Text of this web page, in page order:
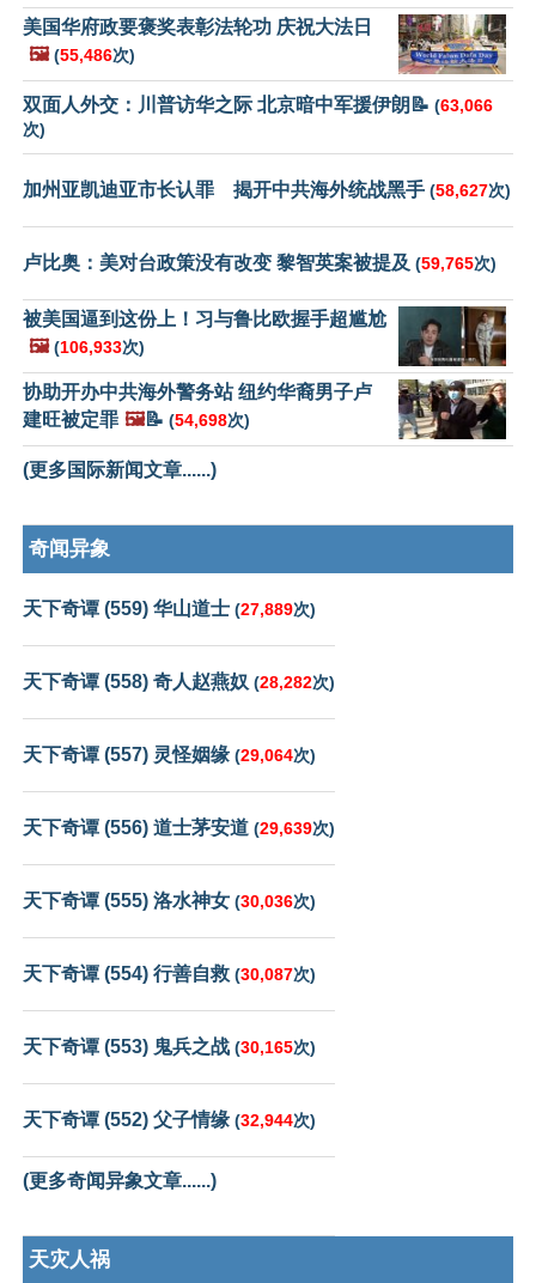
美国华府政要褒奖表彰法轮功 庆祝大法日
🖼️ (55,486次)
双面人外交：川普访华之际 北京暗中军援伊朗📝 (63,066
次)
加州亚凯迪亚市长认罪 揭开中共海外统战黑手 (58,627次)
卢比奥：美对台政策没有改变 黎智英案被提及 (59,765次)
被美国逼到这份上！习与鲁比欧握手超尴尬
🖼️ (106,933次)
协助开办中共海外警务站 纽约华裔男子卢
建旺被定罪 🖼️📝 (54,698次)
(更多国际新闻文章......)
奇闻异象
天下奇谭 (559) 华山道士 (27,889次)
天下奇谭 (558) 奇人赵燕奴 (28,282次)
天下奇谭 (557) 灵怪姻缘 (29,064次)
天下奇谭 (556) 道士茅安道 (29,639次)
天下奇谭 (555) 洛水神女 (30,036次)
天下奇谭 (554) 行善自救 (30,087次)
天下奇谭 (553) 鬼兵之战 (30,165次)
天下奇谭 (552) 父子情缘 (32,944次)
(更多奇闻异象文章......)
天灾人祸